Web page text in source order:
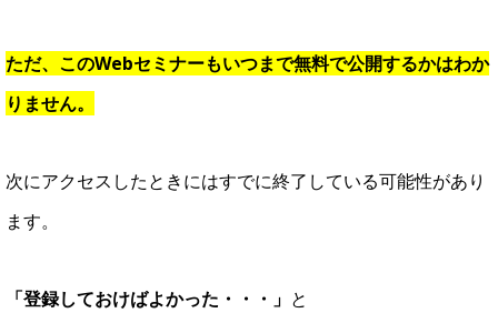
ただ、このWebセミナーもいつまで無料で公開するかはわか
りません。
次にアクセスしたときにはすでに終了している可能性があり
ます。
「登録しておけばよかった・・・」 と